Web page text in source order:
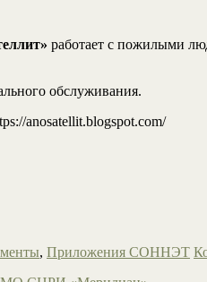
работает с пожилыми
обслуживания.
anosatellit.blogspot.com/
, Приложения СОННЭТ